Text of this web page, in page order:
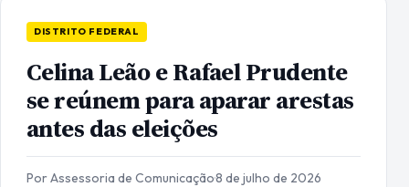
DISTRITO FEDERAL
Celina Leão e Rafael Prudente
se reúnem para aparar arestas
antes das eleições
Por Assessoria de Comunicação·8 de julho de 2026